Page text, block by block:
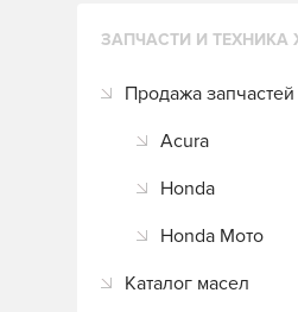
ЗАПЧАСТИ И ТЕХНИКА
Продажа запчастей
Acura
Honda
Honda Мото
Каталог масел